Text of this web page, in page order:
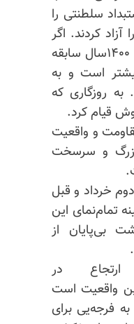
سلطنتی را
آزاد کردند. اگر
جاهلیت و ارتجاع آخوندی ۱۴۰۰سال سابقه
است و به
روزگاری که
قیام کرد.
و واقعیت
بزرگ و سرسخت
خرداد و قبل
آئینه تمام‌نمای این
بی‌پایان از
در
واقعیت است
به ‌فرجه‌یی برای